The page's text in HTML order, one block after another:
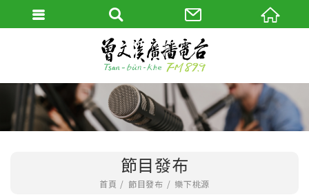
節目發布
首頁 節目發布 樂下桃源